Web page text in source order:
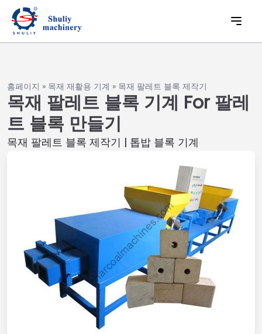
홈페이지 » 목재 재활용 기계 » 목재 팔레트 블록 제작기
목재 팔레트 블록 기계 For 팔레
트 블록 만들기
목재 팔레트 블록 제작기 | 톱밥 블록 기계